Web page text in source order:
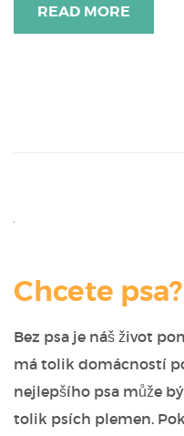
READ MORE
Chcete psa?
Bez psa je náš život
má tolik domácností
nejlepšího psa může
tolik psích plemen.